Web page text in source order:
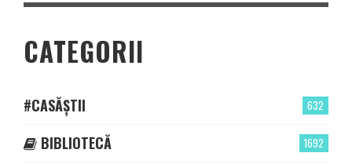
CATEGORII
632
#CASĂȘTII
1692
BIBLIOTECĂ